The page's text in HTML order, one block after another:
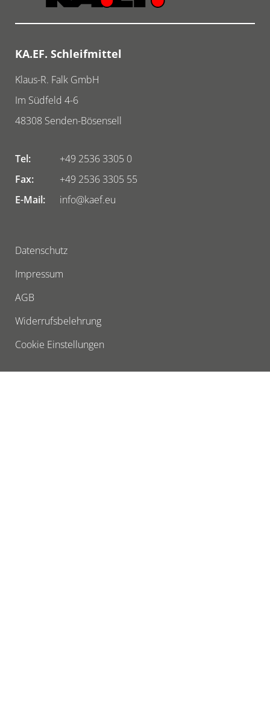
KA.EF. Schleifmittel
Klaus-R. Falk GmbH
Im Südfeld 4-6
48308 Senden-Bösensell
Tel:
+49 2536 3305 0
Fax:
+49 2536 3305 55
E-Mail:
info@kaef.eu
Datenschutz
Impressum
AGB
Widerrufsbelehrung
Cookie Einstellungen